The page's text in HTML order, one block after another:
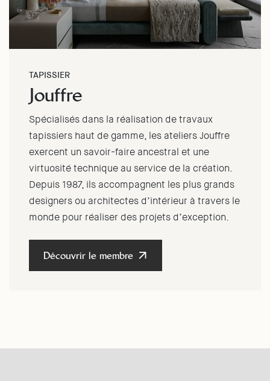
TAPISSIER
Jouffre
Spécialisés dans la réalisation de travaux
tapissiers haut de gamme, les ateliers Jouffre
exercent un savoir-faire ancestral et une
virtuosité technique au service de la création.
Depuis 1987, ils accompagnent les plus grands
designers ou architectes d’intérieur à travers le
monde pour réaliser des projets d’exception.
Découvrir le membre